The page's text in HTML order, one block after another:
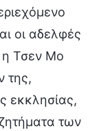
οι αδελφές
η Τσεν Μο
της,
εκκλησίας,
των